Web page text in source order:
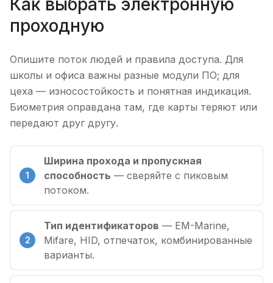
Как выбрать электронную
проходную
Опишите поток людей и правила доступа. Для
школы и офиса важны разные модули ПО; для
цеха — износостойкость и понятная индикация.
Биометрия оправдана там, где карты теряют или
передают друг другу.
Ширина прохода и пропускная
способность — сверяйте с пиковым
потоком.
Тип идентификаторов — EM-Marine,
Mifare, HID, отпечаток, комбинированные
варианты.